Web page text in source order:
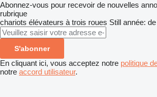
Abonnez-vous pour recevoir de nouvelles
rubrique
chariots élévateurs à trois roues Still année:
S'abonner
En cliquant ici, vous acceptez notre politique
notre accord utilisateur.